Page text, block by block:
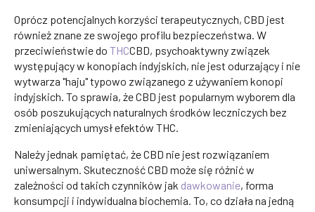
Oprócz potencjalnych korzyści terapeutycznych, CBD jest
również znane ze swojego profilu bezpieczeństwa. W
przeciwieństwie do THCCBD, psychoaktywny związek
występujący w konopiach indyjskich, nie jest odurzający i nie
wytwarza "haju" typowo związanego z używaniem konopi
indyjskich. To sprawia, że CBD jest popularnym wyborem dla
osób poszukujących naturalnych środków leczniczych bez
zmieniających umysł efektów THC.
Należy jednak pamiętać, że CBD nie jest rozwiązaniem
uniwersalnym. Skuteczność CBD może się różnić w
zależności od takich czynników jak dawkowanie, forma
konsumpcji i indywidualna biochemia. To, co działa na jedną